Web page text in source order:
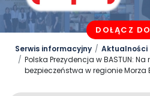
DOŁĄCZ
Serwis informacyjny Aktualności
Polska Prezydencja w BASTUN:
bezpieczeństwa w regionie Morza